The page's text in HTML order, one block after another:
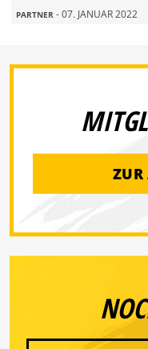
PARTNER - 07. JANUAR 2022
ZUR